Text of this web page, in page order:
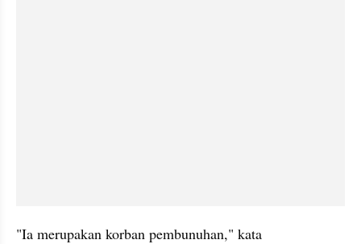
"Ia merupakan korban pembunuhan," kata